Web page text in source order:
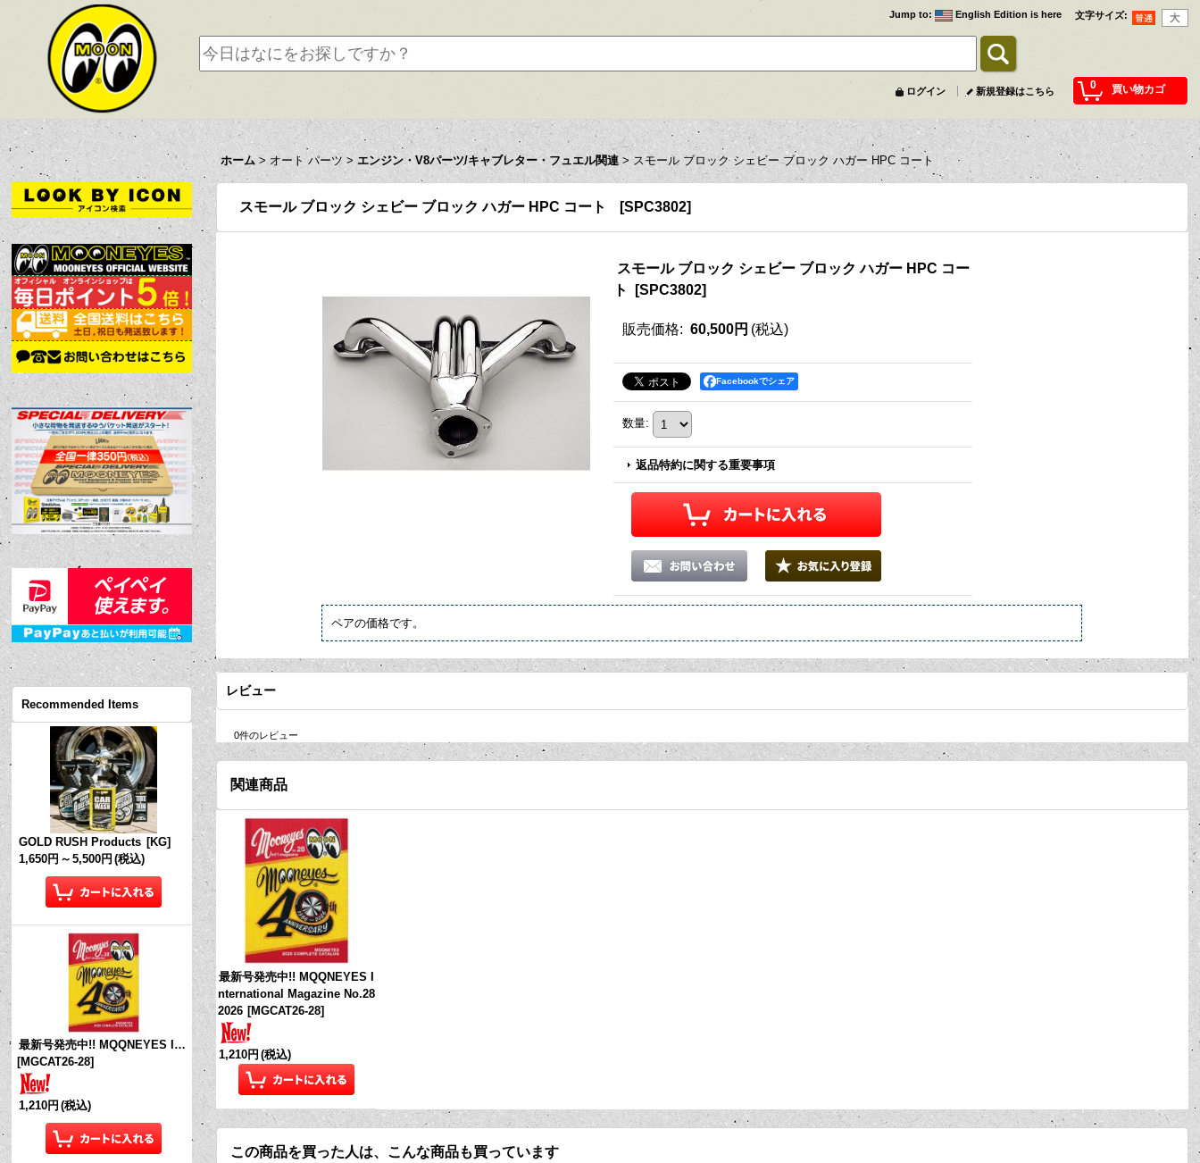
文字サイズ:
Jump to: English Edition is here
0 買い物カゴ
ログイン 新規登録はこちら
ホーム > オート パーツ > エンジン・V8パーツ/キャブレター・フュエル関連 > スモール ブロック シェビー ブロック ハガー HPC コート
Recommended Items
GOLD RUSH Products [KG]
1,650円 ～ 5,500円 (税込)
最新号発売中!! MQQNEYES International Magazine No.28 2026
[MGCAT26-28]
1,210円 (税込)
スモール ブロック シェビー ブロック ハガー HPC コート [SPC3802]
スモール ブロック シェビー ブロック ハガー HPC コー
ト
[SPC3802]
販売価格: 60,500円 (税込)
Facebookでシェア
数量:
返品特約に関する重要事項
ペアの価格です。
レビュー
0件のレビュー
関連商品
最新号発売中!! MQQNEYES I
nternational Magazine No.28
2026 [MGCAT26-28]
1,210円 (税込)
この商品を買った人は、こんな商品も買っています